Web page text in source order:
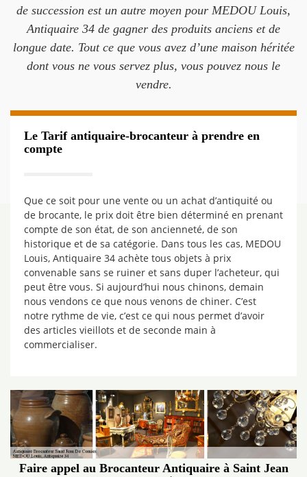
de succession est un autre moyen pour MEDOU Louis,
Antiquaire 34 de gagner des produits anciens et de
longue date. Tout ce que vous avez d’une maison héritée
dont vous ne vous servez plus, vous pouvez nous le
vendre.
Le Tarif antiquaire-brocanteur à prendre en
compte
Que ce soit pour une vente ou un achat d’antiquité ou
de brocante, le prix doit être bien déterminé en prenant
compte de son état, de son ancienneté, de son
historique et de sa catégorie. Dans tous les cas, MEDOU
Louis, Antiquaire 34 achète tous objets à prix
convenable sans se ruiner et sans duper l’acheteur, qui
peut être vous. Si aujourd’hui nous chinons, demain
nous vendons ce que nous venons de chiner. C’est
notre rythme de vie, c’est ce qui nous permet d’avoir
des articles vieillots et de seconde main à
commercialiser.
Faire appel au Brocanteur Antiquaire à Saint Jean